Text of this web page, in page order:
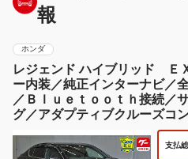
報
ホンダ
レジェンド ハイブリッド Ｅ
ー内装／純正インターナビ／
／Ｂｌｕｅｔｏｏｔｈ接続／
グ／アダプティブクルーズコ
／ 衝突被害軽減ブレーキ
支払